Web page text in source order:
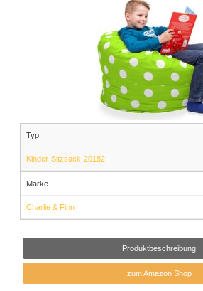
Typ
Kinder-Sitzsack-20182
Marke
Charlie & Finn
Produktbeschreibung
zum Amazon Shop